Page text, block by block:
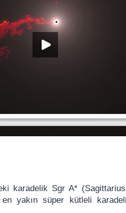
karadelik Sgr A*
yakın süper kütleli